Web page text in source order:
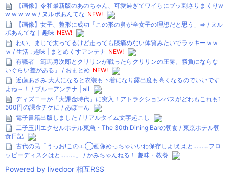
【画像】令和最新版のあのちゃん、可愛過ぎてワイらにブッ刺さりまくりw
w w w w w / ヌルポあんてな NEW!
【画像】女子、整形に成功「この形の鼻が全女子の理想だと思う」⇒ / ヌル
ポあんてな｜趣味 NEW!
わい、まじで太ってるけど走っても膝痛めない体質みたいでラッキーｗｗ
ｗ / 生活 : 趣味 | まとめくすアンテナ NEW!
有識者「範馬勇次郎とクリリンが戦ったらクリリンの圧勝。勝負にならな
いぐらい差がある」 / おまとめ NEW!
近藤あさみ 大人になると衣装も下着になり露出度も高くなるのでいいです
よね～！ / ブルーアンテナ | all
ディズニーが「大課金時代」に突入！アトラクションパスがどれもこれも1
500円の課金チケに / あぼーん
電子書籍出版しました / リアルタイム文字起こし
二子玉川エクセルホテル東急・The 30th Dining Barの朝食 / 東京ホテル朝
食日記
古代の民「うっお!このエ◯画像めっちゃいいわ保存しよ!ええと………フロ
ッピーディスクはと………」 / かみちゃんねる！ 趣味・教養
Powered by livedoor 相互RSS